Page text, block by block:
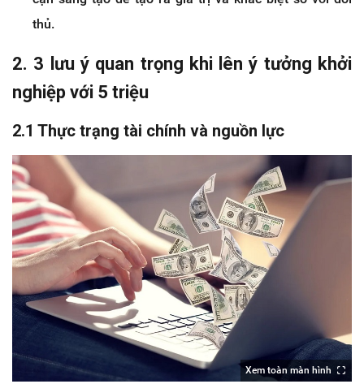
thủ.
2. 3 lưu ý quan trọng khi lên ý tưởng khởi
nghiệp với 5 triệu
2.1 Thực trạng tài chính và nguồn lực
Xem toàn màn hình